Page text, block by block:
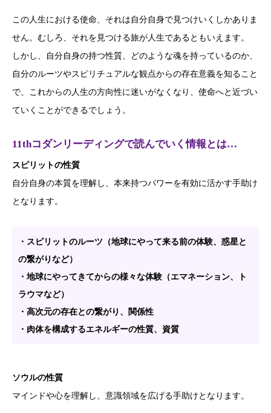
この人生における使命、それは自分自身で見つけいくしかありま
せん。むしろ、それを見つける旅が人生であるともいえます。
しかし、自分自身の持つ性質、どのような魂を持っているのか、
自分のルーツやスピリチュアルな観点からの存在意義を知ること
で、これからの人生の方向性に迷いがなくなり、使命へと近づい
ていくことができるでしょう。
11thコダンリーディングで読んでいく情報とは…
スピリットの性質
自分自身の本質を理解し、本来持つパワーを有効に活かす手助け
となります。
・スピリットのルーツ（地球にやって来る前の体験、惑星と
の繋がりなど）
・地球にやってきてからの様々な体験（エマネーション、ト
ラウマなど）
・高次元の存在との繋がり、関係性
・肉体を構成するエネルギーの性質、資質
ソウルの性質
マインドや心を理解し、意識領域を広げる手助けとなります。